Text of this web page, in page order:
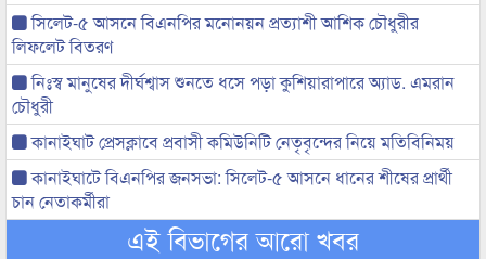
সিলেট-৫ আসনে বিএনপির মনোনয়ন প্রত্যাশী আশিক চৌধুরীর
লিফলেট বিতরণ
নিঃস্ব মানুষের দীর্ঘশ্বাস শুনতে ধসে পড়া কুশিয়ারাপারে অ্যাড. এমরান
চৌধুরী
কানাইঘাট প্রেসক্লাবে প্রবাসী কমিউনিটি নেতৃবৃন্দের নিয়ে মতিবিনিময়
কানাইঘাটে বিএনপির জনসভা: সিলেট-৫ আসনে ধানের শীষের প্রার্থী
চান নেতাকর্মীরা
এই বিভাগের আরো খবর